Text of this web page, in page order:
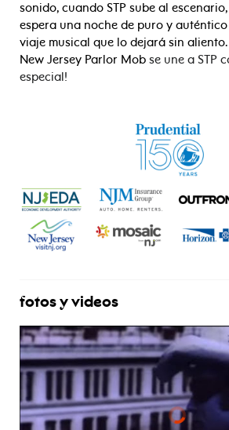
sonido, cuando STP sube al
espera una noche de puro y
viaje musical que lo dejará sin
New Jersey Parlor Mob se une a STP
especial!
fotos y videos